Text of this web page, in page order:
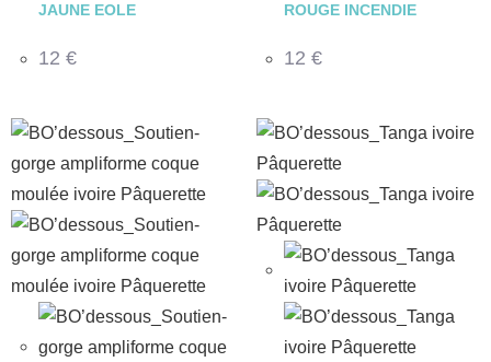
JAUNE EOLE
12 €
ROUGE INCENDIE
12 €